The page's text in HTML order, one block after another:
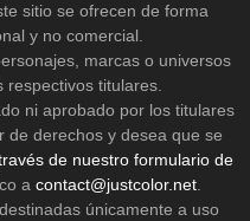
sitio se ofrecen de forma
y no comercial.
marcas o universos
respectivos titulares.
ni aprobado por los titulares
de derechos y desea que se
de nuestro formulario de
a contact@justcolor.net.
únicamente a uso